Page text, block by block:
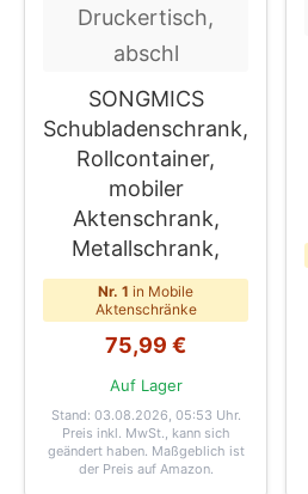
SONGMICS
Schubladenschrank,
Rollcontainer,
mobiler
Aktenschrank,
Metallschrank,
Nr. 1 in Mobile
Aktenschränke
75,99 €
Auf Lager
Stand: 03.08.2026, 05:53 Uhr.
Preis inkl. MwSt., kann sich
geändert haben. Maßgeblich ist
der Preis auf Amazon.